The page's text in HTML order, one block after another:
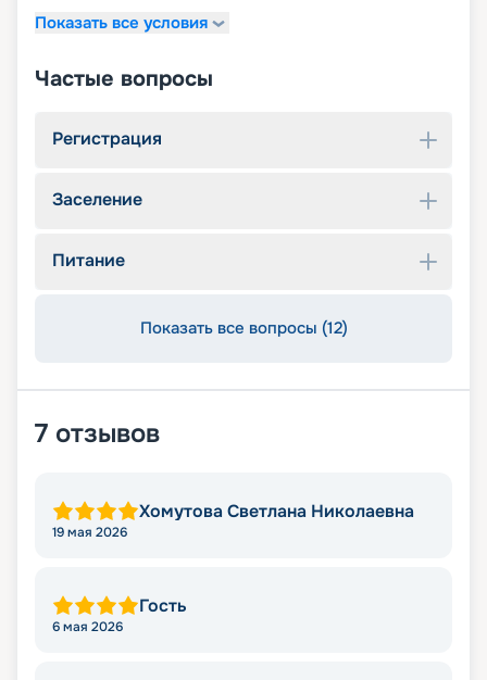
Показать все условия
Частые вопросы
Регистрация
Заселение
Питание
Показать все вопросы (12)
7 отзывов
Хомутова Светлана Николаевна
19 мая 2026
Гость
6 мая 2026